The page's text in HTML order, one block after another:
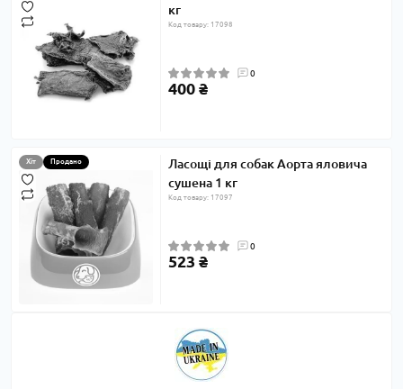
кг
Код товару: 17098
0
400 ₴
Хіт Продано
Ласощі для собак Аорта яловича
сушена 1 кг
Код товару: 17097
0
523 ₴